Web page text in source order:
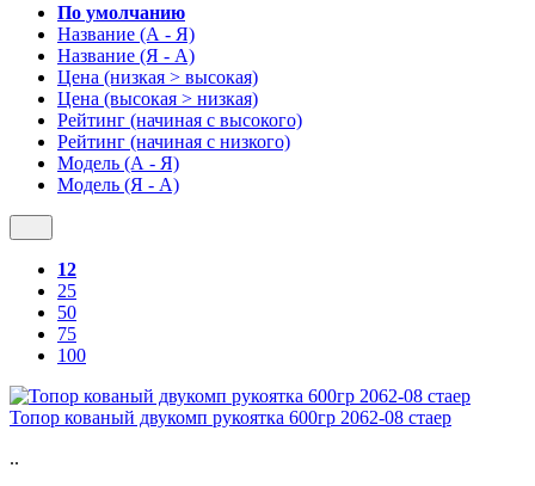
По умолчанию
Название (А - Я)
Название (Я - А)
Цена (низкая > высокая)
Цена (высокая > низкая)
Рейтинг (начиная с высокого)
Рейтинг (начиная с низкого)
Модель (А - Я)
Модель (Я - А)
12
25
50
75
100
Топор кованый двукомп рукоятка 600гр 2062-08 стаер
..